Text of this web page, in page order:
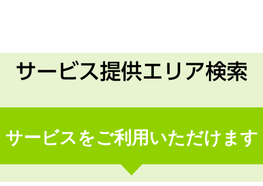
サービス提供エリア検索
サービスをご利用いただけます